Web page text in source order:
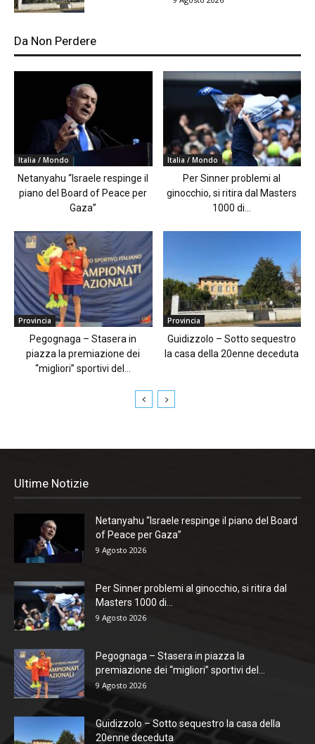
Da Non Perdere
Italia / Mondo
Netanyahu “Israele respinge il
piano del Board of Peace per
Gaza”
Italia / Mondo
Per Sinner problemi al
ginocchio, si ritira dal Masters
1000 di...
Provincia
Pegognaga – Stasera in
piazza la premiazione dei
“migliori” sportivi del...
Provincia
Guidizzolo – Sotto sequestro
la casa della 20enne deceduta
Ultime Notizie
Netanyahu “Israele respinge il piano del Board
of Peace per Gaza”
9 Agosto 2026
Per Sinner problemi al ginocchio, si ritira dal
Masters 1000 di...
9 Agosto 2026
Pegognaga – Stasera in piazza la
premiazione dei “migliori” sportivi del...
9 Agosto 2026
Guidizzolo – Sotto sequestro la casa della
20enne deceduta